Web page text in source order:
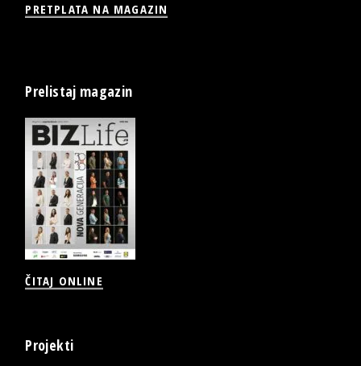
PRETPLATA NA MAGAZIN
Prelistaj magazin
ČITAJ ONLINE
Projekti